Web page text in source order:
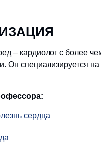
– кардиолог с более
Он специализируется
сердца